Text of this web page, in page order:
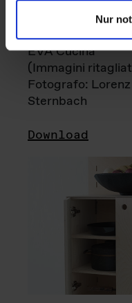
Nur
EVA Cucina
(Immagini
Fotografo: Lorenz
Sternbach
Download